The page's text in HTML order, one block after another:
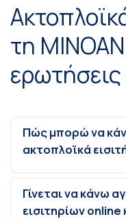
τη
Πώς μπορώ να
ακτοπλοϊκά
Γίνεται να κάνω
εισιτηρίων